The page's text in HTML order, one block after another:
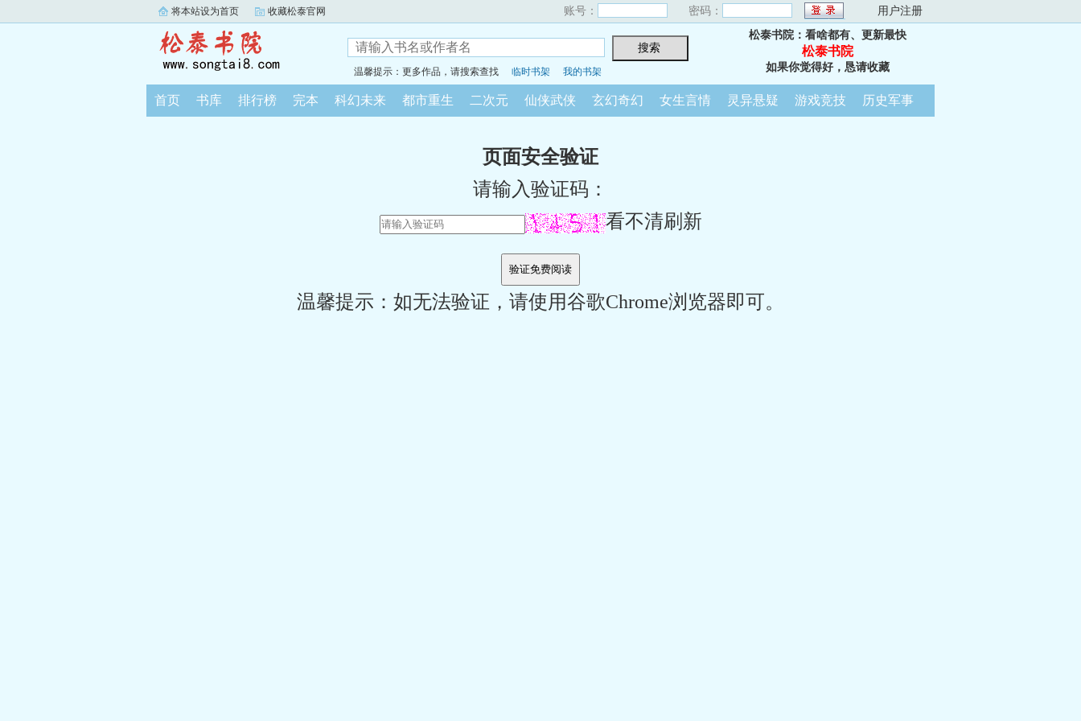
将本站设为首页 收藏松泰官网 账号： 密码： 用户注册
温馨提示：更多作品，请搜索查找 临时书架 我的书架
松泰书院：看啥都有、更新最快
松泰书院
如果你觉得好，恳请收藏
首页 书库 排行榜 完本 科幻未来 都市重生 二次元 仙侠武侠 玄幻奇幻 女生言情 灵异悬疑 游戏竞技 历史军事
页面安全验证
请输入验证码：
看不清刷新
温馨提示：如无法验证，请使用谷歌Chrome浏览器即可。